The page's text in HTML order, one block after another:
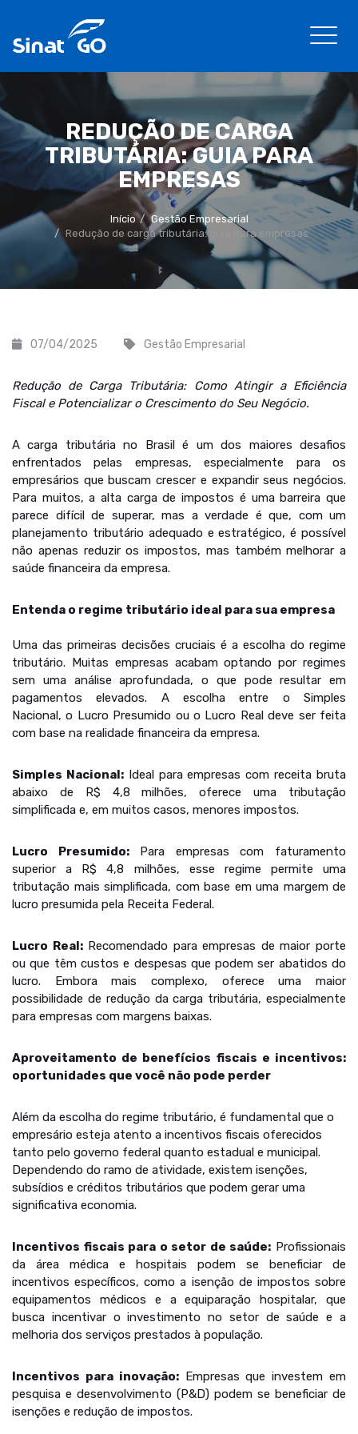
REDUÇÃO DE CARGA
TRIBUTÁRIA: GUIA PARA
EMPRESAS
Início
Gestão Empresarial
Redução de carga tributária: guia para empresas
07/04/2025 Gestão Empresarial
Redução de Carga Tributária: Como Atingir a Eficiência
Fiscal e Potencializar o Crescimento do Seu Negócio.
A carga tributária no Brasil é um dos maiores desafios
enfrentados pelas empresas, especialmente para os
empresários que buscam crescer e expandir seus negócios.
Para muitos, a alta carga de impostos é uma barreira que
parece difícil de superar, mas a verdade é que, com um
planejamento tributário adequado e estratégico, é possível
não apenas reduzir os impostos, mas também melhorar a
saúde financeira da empresa.
Entenda o regime tributário ideal para sua empresa
Uma das primeiras decisões cruciais é a escolha do regime
tributário. Muitas empresas acabam optando por regimes
sem uma análise aprofundada, o que pode resultar em
pagamentos elevados. A escolha entre o Simples
Nacional, o Lucro Presumido ou o Lucro Real deve ser feita
com base na realidade financeira da empresa.
Simples Nacional:Ideal para empresas com receita bruta
abaixo de R$ 4,8 milhões, oferece uma tributação
simplificada e, em muitos casos, menores impostos.
Lucro Presumido:Para empresas com faturamento
superior a R$ 4,8 milhões, esse regime permite uma
tributação mais simplificada, com base em uma margem de
lucro presumida pela Receita Federal.
Lucro Real:Recomendado para empresas de maior porte
ou que têm custos e despesas que podem ser abatidos do
lucro. Embora mais complexo, oferece uma maior
possibilidade de redução da carga tributária, especialmente
para empresas com margens baixas.
Aproveitamento de benefícios fiscais e incentivos:
oportunidades que você não pode perder
Além da escolha do regime tributário, é fundamental que o
empresário esteja atento a incentivos fiscais oferecidos
tanto pelo governo federal quanto estadual e municipal.
Dependendo do ramo de atividade, existem isenções,
subsídios e créditos tributários que podem gerar uma
significativa economia.
Incentivos fiscais para o setor de saúde: Profissionais
da área médica e hospitais podem se beneficiar de
incentivos específicos, como a isenção de impostos sobre
equipamentos médicos e a equiparação hospitalar, que
busca incentivar o investimento no setor de saúde e a
melhoria dos serviços prestados à população.
Incentivos para inovação:Empresas que investem em
pesquisa e desenvolvimento (P&D) podem se beneficiar de
isenções e redução de impostos.